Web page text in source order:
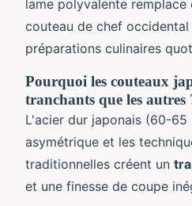
lame polyvalente
couteau de chef
préparations culinaires
Pourquoi les couteaux
tranchants que les autres
L'acier dur japonais (60-65
asymétrique et les
traditionnelles créent un
et une finesse de coupe